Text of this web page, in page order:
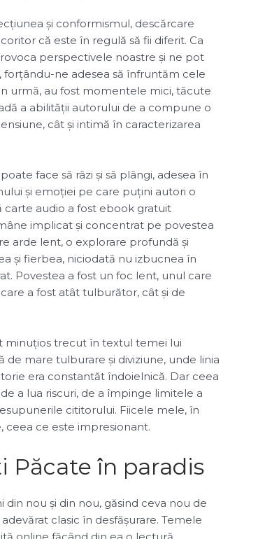
și conformismul, descărcare
că este în regulă să fii diferit. Ca
perspectivele noastre și ne pot
ne adesea să înfruntăm cele
urmă, au fost momentele mici, tăcute
a abilității autorului de a compune o
cât și intimă în caracterizarea
face să râzi și să plângi, adesea în
și emoției pe care puțini autori o
carte audio a fost ebook gratuit
implicat și concentrat pe povestea
arde lent, o explorare profundă și
și fierbea, niciodată nu izbucnea în
Povestea a fost un foc lent, unul care
a fost atât tulburător, cât și de
minuțios trecut în textul temei lui
mare tulburare și diviziune, unde linia
era constantăt îndoielnică. Dar ceea
a lua riscuri, de a împinge limitele a
cititorului. Fiicele mele, în
ceea ce este impresionant.
Păcate în paradis
nou și din nou, găsind ceva nou de
clasic în desfășurare. Temele